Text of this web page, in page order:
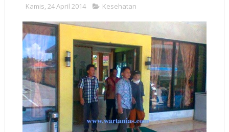
Kamis, 24 April 2014 Kesehatan